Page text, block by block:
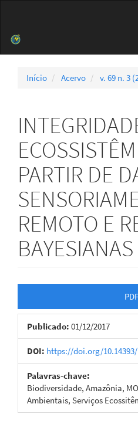
Barra
Início Acervo v. 69 n. 3
PARTIR DE
REMOTO E
BAYESIANAS
lateral
de
artigos
PDF
Publicado: 01/12/2017
DOI: https://doi.org/
Palavras-chave:
Biodiversidade, Amazônia,
Ambientais, Serviços